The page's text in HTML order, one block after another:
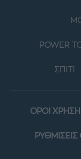
POWER
ΣΠΙΤΙ
ΟΡΟΙ
ΡΥΘΜΙΣΕΙΣ